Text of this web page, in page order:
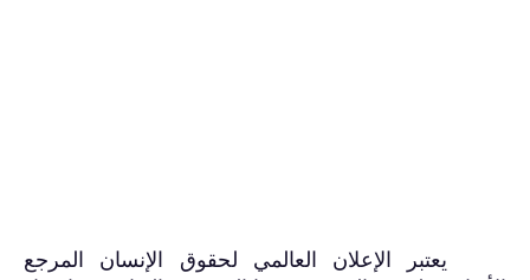
يعتبر الإعلان العالمي لحقوق الإنسان المرجع